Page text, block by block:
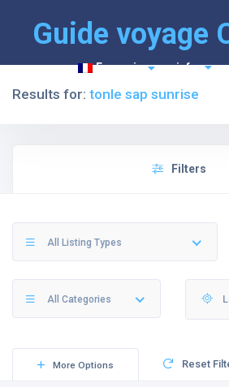
Guide voyage
Français info
Results for: tonle sap sunrise
Filters
All Listing Types
All Categories
More Options Reset